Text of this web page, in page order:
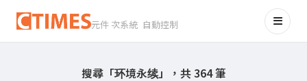
元件 次系統 自動控制
搜尋「环境永续」，共 364 筆